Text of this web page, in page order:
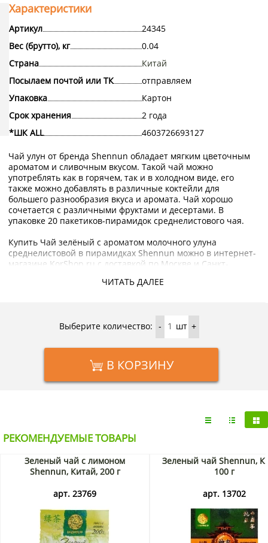
ЧИТАТЬ ДАЛЕЕ
Характеристики
Артикул
24345
Вес (брутто), кг
0.04
Страна
Китай
Посылаем почтой или ТК
отправляем
Упаковка
Картон
Срок хранения
2 года
*ШК ALL
4603726693127
Чай улун от бренда Shennun обладает мягким цветочным
ароматом и сливочным вкусом. Такой чай можно
употреблять как в горячем, так и в холодном виде, его
также можно добавлять в различные коктейли для
большего разнообразия вкуса и аромата. Чай хорошо
сочетается с различными фруктами и десертами. В
упаковке 20 пакетиков-пирамидок среднелистового чая.
Купить Чай зелёный с ароматом молочного улуна
среднелистовой в пирамидках Shennun можно в интернет-
магазине KorShop.ru с доставкой по Москве и Санкт-
Выберите количество: - шт +
В КОРЗИНУ
РЕКОМЕНДУЕМЫЕ ТОВАРЫ
Зеленый чай с лимоном
Shennun, Китай, 200 г
арт. 23769
Зеленый чай Shennun,
100 г
арт. 13702